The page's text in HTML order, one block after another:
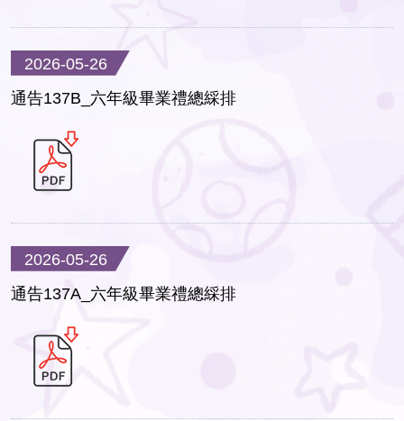
2026-05-26
通告137B_六年級畢業禮總綵排
2026-05-26
通告137A_六年級畢業禮總綵排